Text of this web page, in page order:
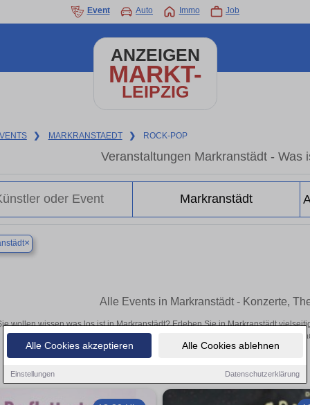
Alle Cookies akzeptieren Alle Cookies ablehnen
Einstellungen Datenschutzerklärung
Event Auto Immo Job
ANZEIGEN
MARKT-
LEIPZIG
❯ MARKRANSTAEDT ❯ ROCK-POP
Veranstaltungen Markranstädt - Was
×
Alle Events in Markranstädt - Konzerte,
wollen wissen was los ist in Markranstädt? Erleben Sie in Markranstädt
Theateraufführungen oder aufregende Veranstaltungen in